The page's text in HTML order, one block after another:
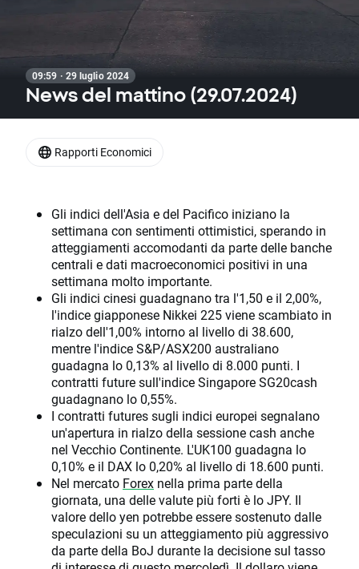
09:59 · 29 luglio 2024
News del mattino (29.07.2024)
Gli indici dell'Asia e del Pacifico iniziano la
settimana con sentimenti ottimistici, sperando in
atteggiamenti accomodanti da parte delle banche
centrali e dati macroeconomici positivi in ​​una
settimana molto importante.
Gli indici cinesi guadagnano tra l'1,50 e il 2,00%,
l'indice giapponese Nikkei 225 viene scambiato in
rialzo dell'1,00% intorno al livello di 38.600,
mentre l'indice S&P/ASX200 australiano
guadagna lo 0,13% al livello di 8.000 punti. I
contratti future sull'indice Singapore SG20cash
guadagnano lo 0,55%.
I contratti futures sugli indici europei segnalano
un'apertura in rialzo della sessione cash anche
nel Vecchio Continente. L'UK100 guadagna lo
0,10% e il DAX lo 0,20% al livello di 18.600 punti.
Nel mercato Forex nella prima parte della
giornata, una delle valute più forti è lo JPY. Il
valore dello yen potrebbe essere sostenuto dalle
speculazioni su un atteggiamento più aggressivo
da parte della BoJ durante la decisione sul tasso
Rapporti Economici